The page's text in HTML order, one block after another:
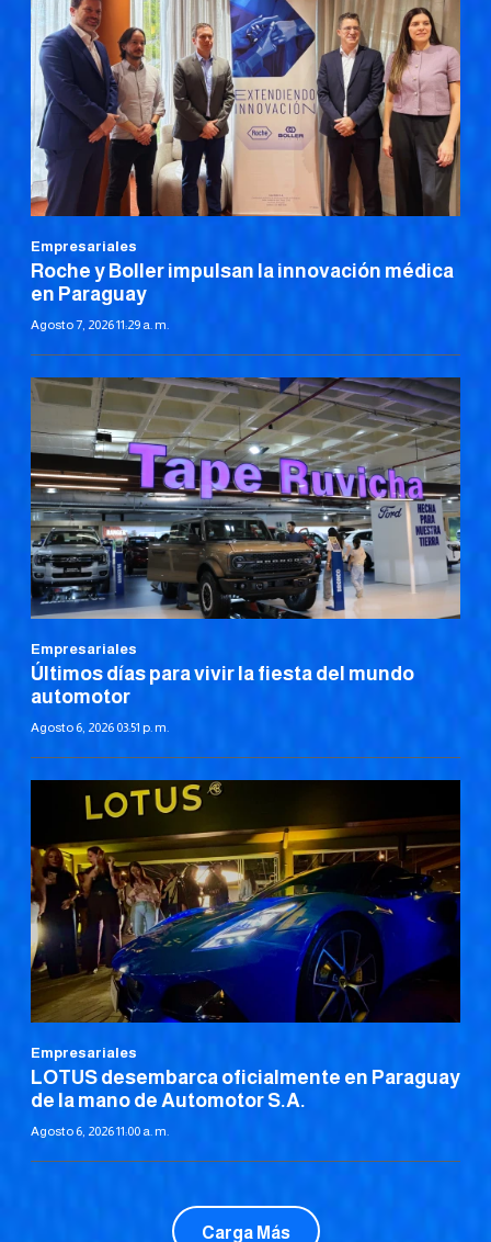
Empresariales
Roche y Boller impulsan la innovación médica
en Paraguay
Agosto 7, 2026 11:29 a. m.
Empresariales
Últimos días para vivir la fiesta del mundo
automotor
Agosto 6, 2026 03:51 p. m.
Empresariales
LOTUS desembarca oficialmente en Paraguay
de la mano de Automotor S.A.
Agosto 6, 2026 11:00 a. m.
Carga Más